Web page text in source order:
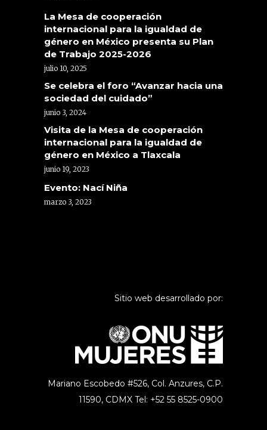
La Mesa de cooperación
internacional para la igualdad de
género en México presenta su Plan
de Trabajo 2025-2026
julio 10, 2025
Se celebra el foro “Avanzar hacia una
sociedad del cuidado”
junio 3, 2024
Visita de la Mesa de cooperación
internacional para la igualdad de
género en México a Tlaxcala
junio 19, 2023
Evento: Nací Niña
marzo 3, 2023
Sitio web desarrollado por:
Mariano Escobedo #526, Col. Anzures, C.P.
11590, CDMX Tel: +52 55 8525-0900